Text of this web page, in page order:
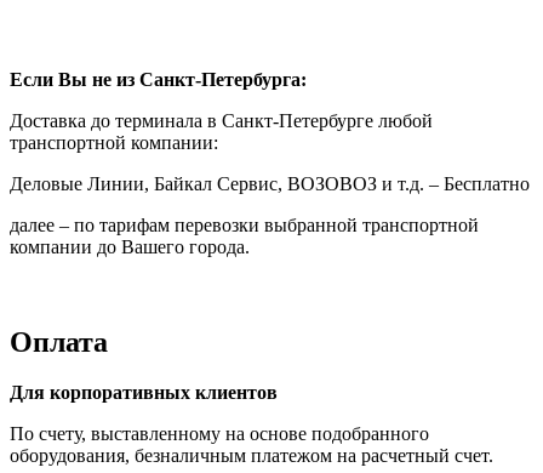
Если Вы не из Санкт-Петербурга:
Доставка до терминала в Санкт-Петербурге любой
транспортной компании:
Деловые Линии, Байкал Сервис, ВОЗОВОЗ и т.д. – Бесплатно
далее – по тарифам перевозки выбранной транспортной
компании до Вашего города.
Оплата
Для корпоративных клиентов
По счету, выставленному на основе подобранного
оборудования, безналичным платежом на расчетный счет.